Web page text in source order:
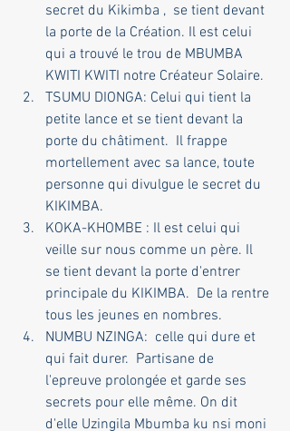
secret du Kikimba ,  se tient devant
la porte de la Création. Il est celui
qui a trouvé le trou de MBUMBA
KWITI KWITI notre Créateur Solaire.
TSUMU DIONGA: Celui qui tient la
petite lance et se tient devant la
porte du châtiment.  Il frappe
mortellement avec sa lance, toute
personne qui divulgue le secret du
KIKIMBA.
KOKA-KHOMBE : Il est celui qui
veille sur nous comme un père. Il
se tient devant la porte d'entrer
principale du KIKIMBA.  De la rentre
tous les jeunes en nombres.
NUMBU NZINGA:  celle qui dure et
qui fait durer.  Partisane de
l'epreuve prolongée et garde ses
secrets pour elle même. On dit
d'elle Uzingila Mbumba ku nsi moni